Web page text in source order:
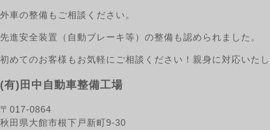
外車の整備もご相談ください。
先進安全装置（自動ブレーキ等）の整備も認められました。
初めてのお客様もお気軽にご相談ください！親身に対応いた
(有)田中自動車整備工場
〒017-0864
秋田県大館市根下戸新町9-30